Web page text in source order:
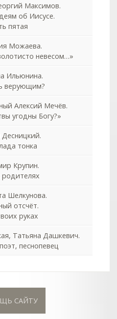
Максимов.
об Иисусе.
пятая
Можаева.
невесом…»
Ильюнина.
верующим?
Алексий Мечёв.
угодны Богу?»
тонка
Крупин.
Шелкунова.
отсчёт.
руках
Татьяна Дашкевич.
песнопевец
САЙТУ